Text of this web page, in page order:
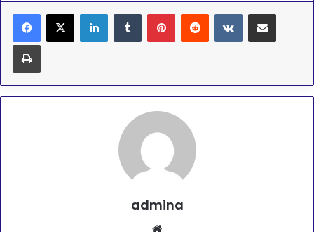
LinkedinTumblr PinterestReddit VKontaktePartager par email
Imprimer
admina